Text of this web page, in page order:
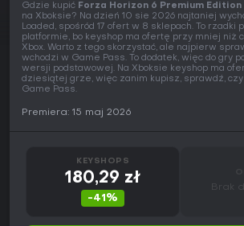
Gdzie kupić Forza Horizon 6 Premium Edition
na Xboksie? Na dzień 10 sie 2026 najtaniej
Loaded, spośród 17 ofert w 8 sklepach. To rzadki
platformie, bo keyshop ma ofertę przy mniej niż
Xbox. Warto z tego skorzystać, ale najpierw
wchodzi w Game Pass. To dodatek, więc do gry
wersji podstawowej. Na Xboksie keyshop ma
dziesiątej grze, więc zanim kupisz, sprawdź, czy
Game Pass.
Premiera: 15 maj 2026
KEYSHOPS
180,29 zł
-41%
Brak